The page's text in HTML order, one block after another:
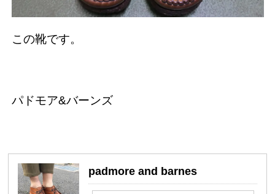
この靴です。
パドモア&バーンズ
padmore and barnes